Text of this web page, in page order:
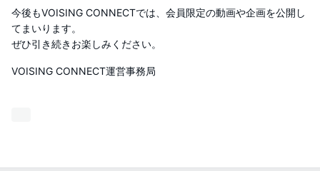
今後もVOISING CONNECTでは、会員限定の動画や企画を公開し
てまいります。
ぜひ引き続きお楽しみください。
VOISING CONNECT運営事務局